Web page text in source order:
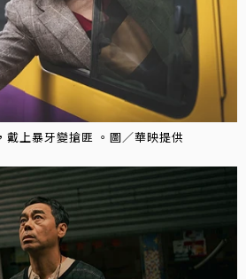
戴上暴牙變搶匪 。圖／華映提供